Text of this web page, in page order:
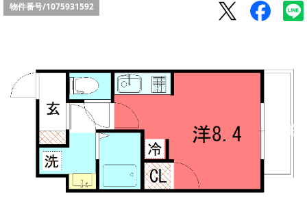
地域から検索
書類DL & 入居者さまへ
家族で住むならマンション？賃家？
一人暮らしの物件特集
ペット相談OKの賃貸！
物件番号/1075931592